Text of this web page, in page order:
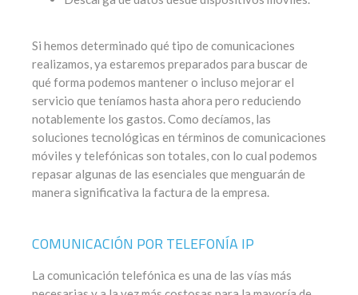
Si hemos determinado qué tipo de comunicaciones
realizamos, ya estaremos preparados para buscar de
qué forma podemos mantener o incluso mejorar el
servicio que teníamos hasta ahora pero reduciendo
notablemente los gastos. Como decíamos, las
soluciones tecnológicas en términos de comunicaciones
móviles y telefónicas son totales, con lo cual podemos
repasar algunas de las esenciales que menguarán de
manera significativa la factura de la empresa.
COMUNICACIÓN POR TELEFONÍA IP
La comunicación telefónica es una de las vías más